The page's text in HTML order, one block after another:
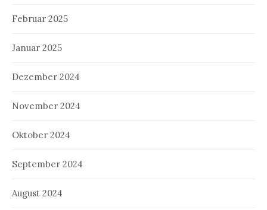
Februar 2025
Januar 2025
Dezember 2024
November 2024
Oktober 2024
September 2024
August 2024